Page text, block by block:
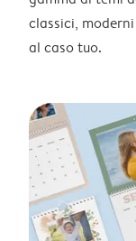
classici,
al caso tuo.